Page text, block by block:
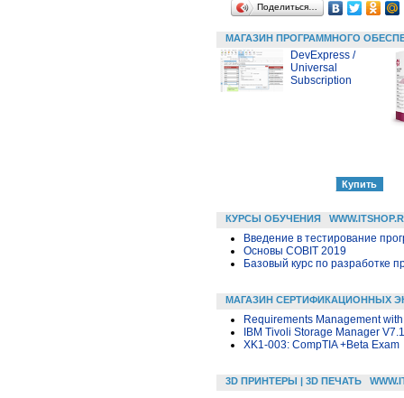
Поделиться…
МАГАЗИН ПРОГРАММНОГО
DevExpress /
Universal
Subscription
КУРСЫ ОБУЧЕНИЯ
Введение в тестирование
Основы COBIT 2019
Базовый курс по разработке
МАГАЗИН СЕРТИФИКАЦИОННЫХ
Requirements Management
IBM Tivoli Storage Manager
XK1-003: CompTIA +Beta Exam
3D ПРИНТЕРЫ | 3D ПЕЧАТЬ